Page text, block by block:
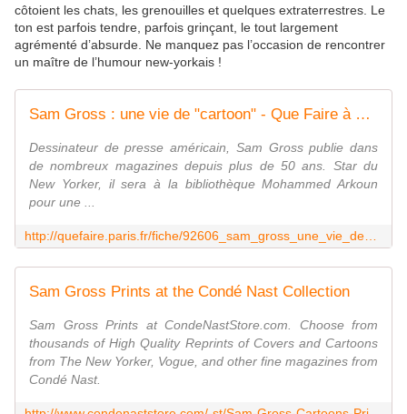
côtoient les chats, les grenouilles et quelques extraterrestres. Le
ton est parfois tendre, parfois grinçant, le tout largement
agrémenté d’absurde. Ne manquez pas l’occasion de rencontrer
un maître de l’humour new-yorkais !
Sam Gross : une vie de "cartoon" - Que Faire à Paris?
Dessinateur de presse américain, Sam Gross publie dans
de nombreux magazines depuis plus de 50 ans. Star du
New Yorker, il sera à la bibliothèque Mohammed Arkoun
pour une ...
Sam Gross Prints at the Condé Nast Collection
Sam Gross Prints at CondeNastStore.com. Choose from
thousands of High Quality Reprints of Covers and Cartoons
from The New Yorker, Vogue, and other fine magazines from
Condé Nast.